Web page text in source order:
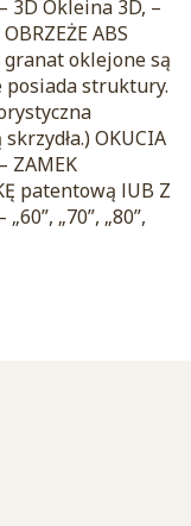
3D Okleina 3D, –
ABS
granat oklejone są
posiada struktury.
OKUCIA
ZAMEK
patentową lUB Z
„70”, „80”,